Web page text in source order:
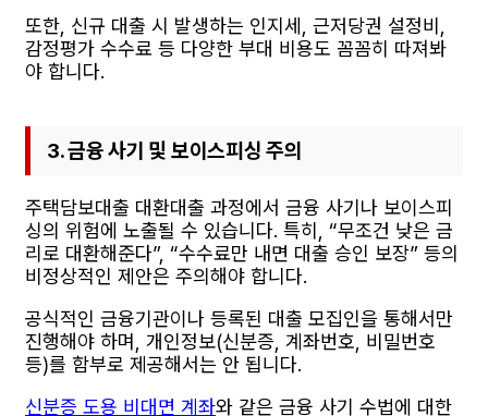
또한, 신규 대출 시 발생하는 인지세, 근저당권 설정비,
감정평가 수수료 등 다양한 부대 비용도 꼼꼼히 따져봐
야 합니다.
3. 금융 사기 및 보이스피싱 주의
주택담보대출 대환대출 과정에서 금융 사기나 보이스피
싱의 위험에 노출될 수 있습니다. 특히, “무조건 낮은 금
리로 대환해준다”, “수수료만 내면 대출 승인 보장” 등의
비정상적인 제안은 주의해야 합니다.
공식적인 금융기관이나 등록된 대출 모집인을 통해서만
진행해야 하며, 개인정보(신분증, 계좌번호, 비밀번호
등)를 함부로 제공해서는 안 됩니다.
신분증 도용 비대면 계좌와 같은 금융 사기 수법에 대한